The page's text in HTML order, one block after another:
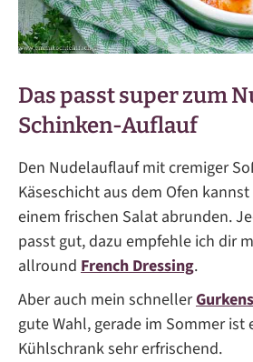
Das passt super zum
Schinken-Auflauf
Den Nudelauflauf mit cremiger
Käseschicht aus dem Ofen
einem frischen Salat abrunden.
passt gut, dazu empfehle ich dir
allround French Dressing.
Aber auch mein schneller
gute Wahl, gerade im Sommer ist
Kühlschrank sehr erfrischend.